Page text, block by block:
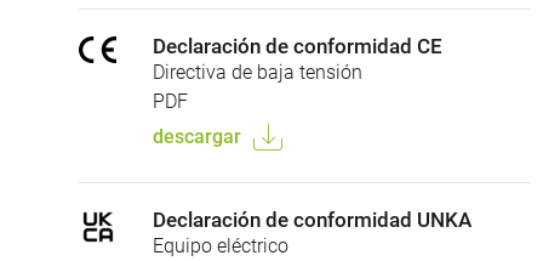
Declaración de conformidad CE
Directiva de baja tensión
PDF
descargar
Declaración de conformidad UNKA
Equipo eléctrico